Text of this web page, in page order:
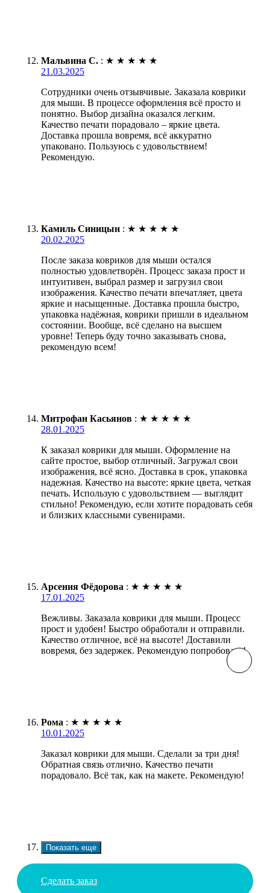
Мальвина С. : ★ ★ ★ ★ ★
21.03.2025
Сотрудники очень отзывчивые. Заказала коврики
для мыши. В процессе оформления всё просто и
понятно. Выбор дизайна оказался легким.
Качество печати порадовало – яркие цвета.
Доставка прошла вовремя, всё аккуратно
упаковано. Пользуюсь с удовольствием!
Рекомендую.
Камиль Синицын : ★ ★ ★ ★ ★
20.02.2025
После заказа ковриков для мыши остался
полностью удовлетворён. Процесс заказа прост и
интуитивен, выбрал размер и загрузил свои
изображения. Качество печати впечатляет, цвета
яркие и насыщенные. Доставка прошла быстро,
упаковка надёжная, коврики пришли в идеальном
состоянии. Вообще, всё сделано на высшем
уровне! Теперь буду точно заказывать снова,
рекомендую всем!
Митрофан Касьянов : ★ ★ ★ ★ ★
28.01.2025
К заказал коврики для мыши. Оформление на
сайте простое, выбор отличный. Загружал свои
изображения, всё ясно. Доставка в срок, упаковка
надежная. Качество на высоте: яркие цвета, четкая
печать. Использую с удовольствием — выглядит
стильно! Рекомендую, если хотите порадовать себя
и близких классными сувенирами.
Арсения Фёдорова : ★ ★ ★ ★ ★
17.01.2025
Вежливы. Заказала коврики для мыши. Процесс
прост и удобен! Быстро обработали и отправили.
Качество отличное, всё на высоте! Доставили
вовремя, без задержек. Рекомендую попробовать!
Рома : ★ ★ ★ ★ ★
10.01.2025
Заказал коврики для мыши. Сделали за три дня!
Обратная связь отлично. Качество печати
порадовало. Всё так, как на макете. Рекомендую!
Показать еще
Сделать заказ